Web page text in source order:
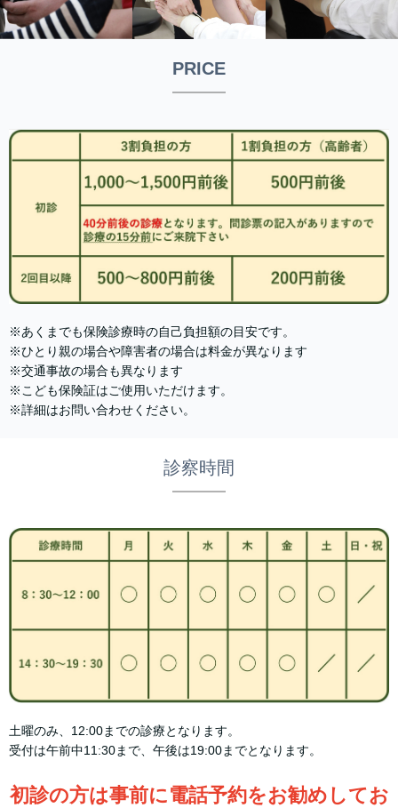
PRICE
※あくまでも保険診療時の自己負担額の目安です。
※ひとり親の場合や障害者の場合は料金が異なります
※交通事故の場合も異なります
※こども保険証はご使用いただけます。
※詳細はお問い合わせください。
診察時間
土曜のみ、12:00までの診療となります。
受付は午前中11:30まで、午後は19:00までとなります。
初診の方は事前に電話予約をお勧めしてお